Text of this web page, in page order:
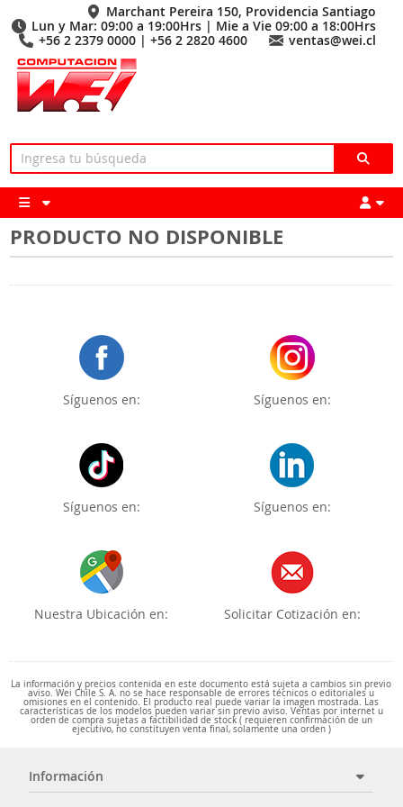
Marchant Pereira 150, Providencia Santiago
Lun y Mar: 09:00 a 19:00Hrs | Mie a Vie 09:00 a 18:00Hrs
+56 2 2379 0000 | +56 2 2820 4600
ventas@wei.cl
PRODUCTO NO DISPONIBLE
Síguenos en: Síguenos en:
Síguenos en: Síguenos en:
Nuestra Ubicación en: Solicitar Cotización en:
La información y precios contenida en este documento está sujeta a cambios sin previo
aviso. Wei Chile S. A. no se hace responsable de errores técnicos o editoriales u
omisiones en el contenido. El producto real puede variar la imagen mostrada. Las
características de los modelos pueden variar sin previo aviso. Ventas por internet u
orden de compra sujetas a factibilidad de stock ( requieren confirmación de un
ejecutivo, no constituyen venta final, solamente una orden )
Información